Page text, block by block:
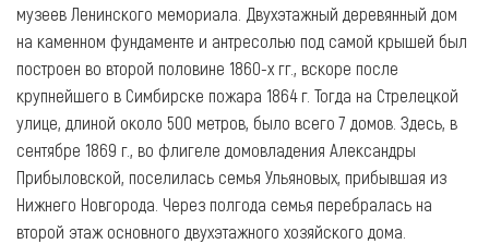
музеев Ленинского мемориала. Двухэтажный деревянный дом
на каменном фундаменте и антресолью под самой крышей был
построен во второй половине 1860-х гг., вскоре после
крупнейшего в Симбирске пожара 1864 г. Тогда на Стрелецкой
улице, длиной около 500 метров, было всего 7 домов. Здесь, в
сентябре 1869 г., во флигеле домовладения Александры
Прибыловской, поселилась семья Ульяновых, прибывшая из
Нижнего Новгорода. Через полгода семья перебралась на
второй этаж основного двухэтажного хозяйского дома